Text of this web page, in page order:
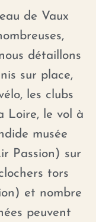
de Vaux
détaillons
sur place,
les clubs
Loire, le vol à
musée
Passion) sur
tors
et nombre
peuvent